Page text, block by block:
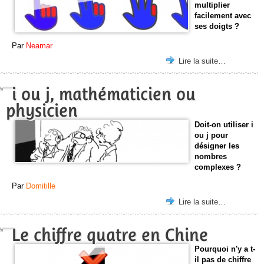
multiplier
facilement avec
ses doigts ?
Par Neamar
Lire la suite…
i ou j, mathématicien ou
physicien
Doit-on utiliser i
ou j pour
désigner les
nombres
complexes ?
Par Domitille
Lire la suite…
Le chiffre quatre en Chine
Pourquoi n'y a t-
il pas de chiffre